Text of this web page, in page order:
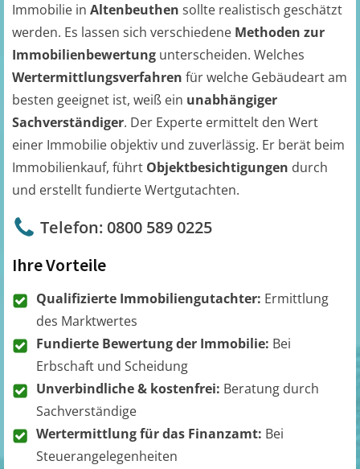
Immobilie in Altenbeuthen sollte realistisch geschätzt
werden. Es lassen sich verschiedene Methoden zur
Immobilienbewertung unterscheiden. Welches
Wertermittlungsverfahren für welche Gebäudeart am
besten geeignet ist, weiß ein unabhängiger
Sachverständiger. Der Experte ermittelt den Wert
einer Immobilie objektiv und zuverlässig. Er berät beim
Immobilienkauf, führt Objektbesichtigungen durch
und erstellt fundierte Wertgutachten.
Telefon: 0800 589 0225
Ihre Vorteile
Qualifizierte Immobiliengutachter: Ermittlung
des Marktwertes
Fundierte Bewertung der Immobilie: Bei
Erbschaft und Scheidung
Unverbindliche & kostenfrei: Beratung durch
Sachverständige
Wertermittlung für das Finanzamt: Bei
Steuerangelegenheiten